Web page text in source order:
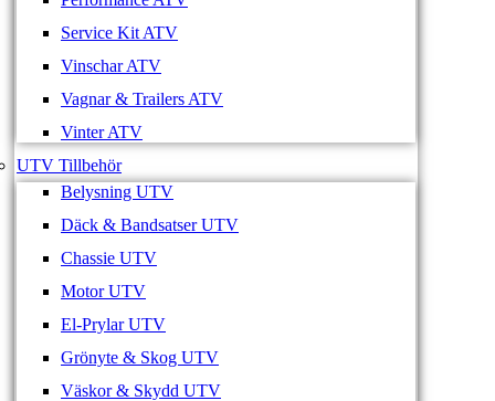
Service Kit ATV
Vinschar ATV
Vagnar & Trailers ATV
Vinter ATV
UTV Tillbehör
Belysning UTV
Däck & Bandsatser UTV
Chassie UTV
Motor UTV
El-Prylar UTV
Grönyte & Skog UTV
Väskor & Skydd UTV